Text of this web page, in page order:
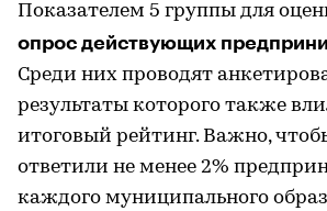
Показателем 5 группы для
опрос действующих
Среди них проводят
результаты которого также
итоговый рейтинг. Важно,
ответили не менее 2%
каждого муниципального